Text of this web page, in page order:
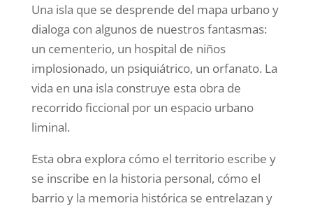
Una isla que se desprende del mapa urbano y
dialoga con algunos de nuestros fantasmas:
un cementerio, un hospital de niños
implosionado, un psiquiátrico, un orfanato. La
vida en una isla construye esta obra de
recorrido ficcional por un espacio urbano
liminal.
Esta obra explora cómo el territorio escribe y
se inscribe en la historia personal, cómo el
barrio y la memoria histórica se entrelazan y